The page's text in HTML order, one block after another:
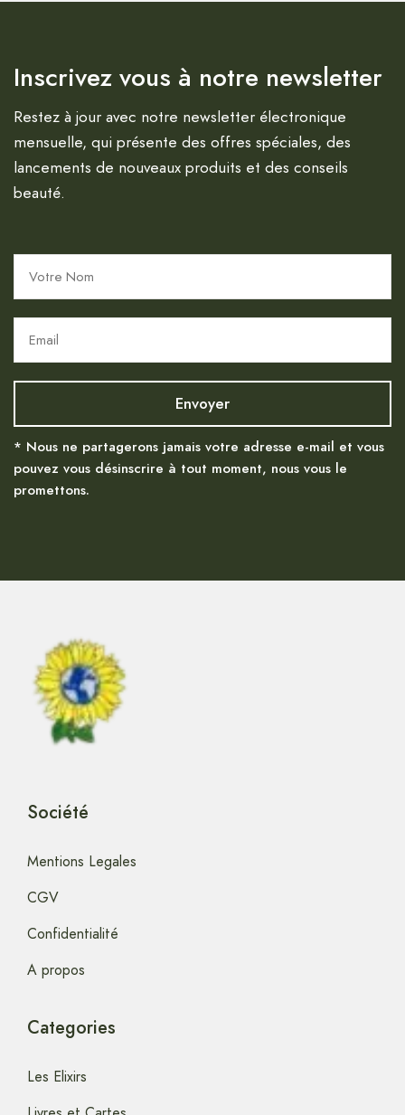
Inscrivez vous à notre newsletter
Restez à jour avec notre newsletter électronique
mensuelle, qui présente des offres spéciales, des
lancements de nouveaux produits et des conseils
beauté.
* Nous ne partagerons jamais votre adresse e-mail et vous
pouvez vous désinscrire à tout moment, nous vous le
promettons.
Société
Mentions Legales
CGV
Confidentialité
A propos
Categories
Les Elixirs